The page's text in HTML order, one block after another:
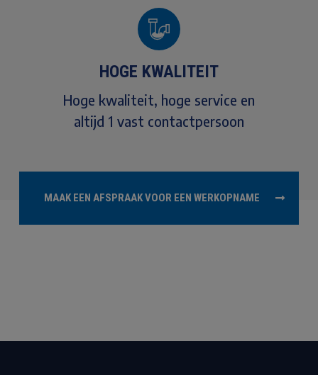
HOGE KWALITEIT
Hoge kwaliteit, hoge service en
altijd 1 vast contactpersoon
MAAK EEN AFSPRAAK VOOR EEN WERKOPNAME